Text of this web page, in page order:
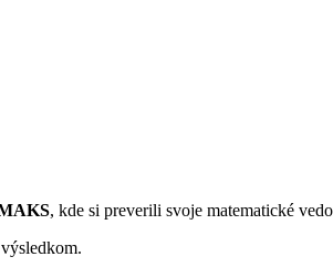
, kde si preverili svoje matematické